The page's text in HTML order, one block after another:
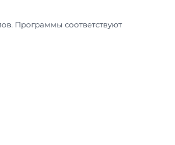
Программы соответствуют